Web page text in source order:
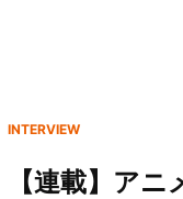
INTERVIEW
【連載】ア